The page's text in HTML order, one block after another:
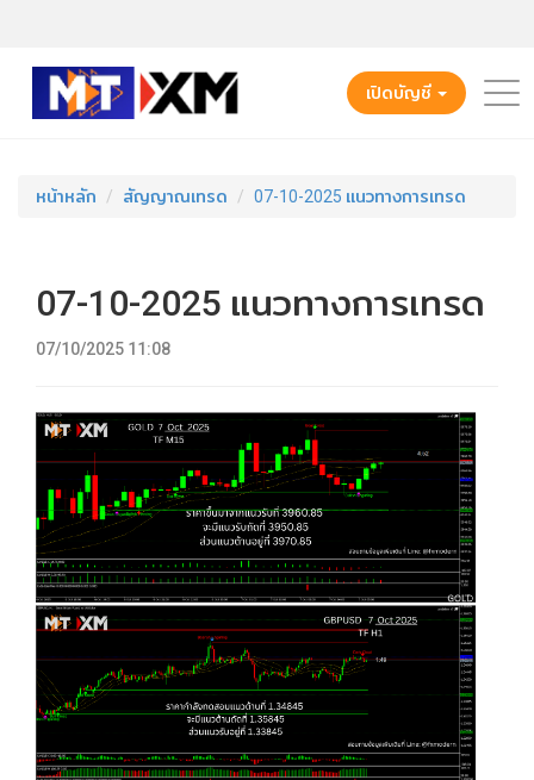
เปิดบัญชี
หน้าหลัก สัญญาณเทรด 07-10-2025 แนวทางการเทรด
07-10-2025 แนวทางการเทรด
07/10/2025 11:08